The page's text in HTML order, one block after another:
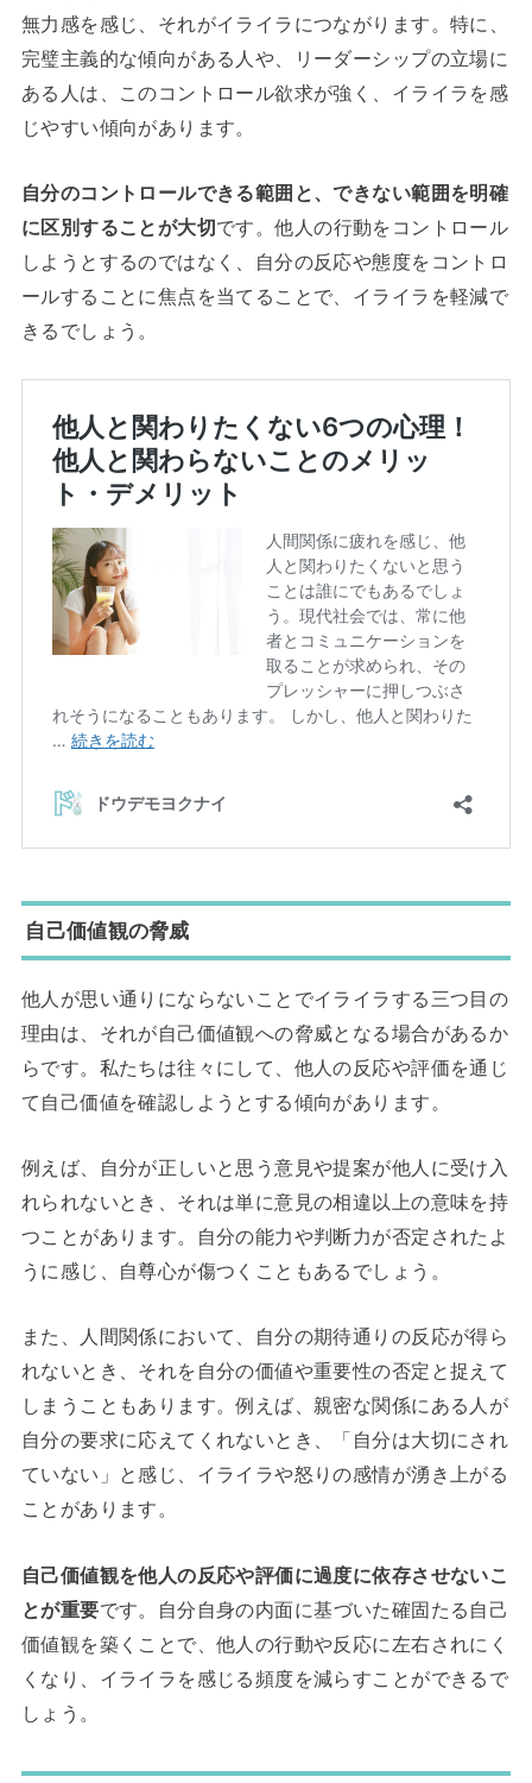
無力感を感じ、それがイライラにつながります。特に、
完璧主義的な傾向がある人や、リーダーシップの立場に
ある人は、このコントロール欲求が強く、イライラを感
じやすい傾向があります。
自分のコントロールできる範囲と、できない範囲を明確
に区別することが大切です。他人の行動をコントロール
しようとするのではなく、自分の反応や態度をコントロ
ールすることに焦点を当てることで、イライラを軽減で
きるでしょう。
自己価値観の脅威
他人が思い通りにならないことでイライラする三つ目の
理由は、それが自己価値観への脅威となる場合があるか
らです。私たちは往々にして、他人の反応や評価を通じ
て自己価値を確認しようとする傾向があります。
例えば、自分が正しいと思う意見や提案が他人に受け入
れられないとき、それは単に意見の相違以上の意味を持
つことがあります。自分の能力や判断力が否定されたよ
うに感じ、自尊心が傷つくこともあるでしょう。
また、人間関係において、自分の期待通りの反応が得ら
れないとき、それを自分の価値や重要性の否定と捉えて
しまうこともあります。例えば、親密な関係にある人が
自分の要求に応えてくれないとき、「自分は大切にされ
ていない」と感じ、イライラや怒りの感情が湧き上がる
ことがあります。
自己価値観を他人の反応や評価に過度に依存させないこ
とが重要です。自分自身の内面に基づいた確固たる自己
価値観を築くことで、他人の行動や反応に左右されにく
くなり、イライラを感じる頻度を減らすことができるで
しょう。